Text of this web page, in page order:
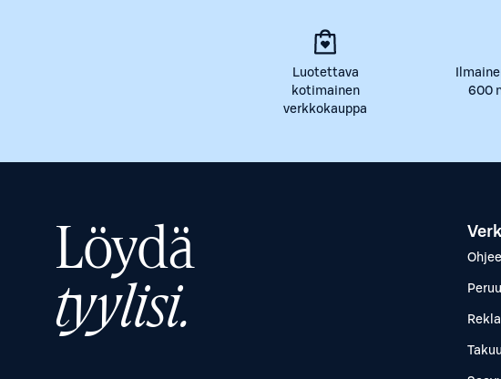
Luotettava
kotimainen
verkkokauppa
600
Löydä
tyylisi.